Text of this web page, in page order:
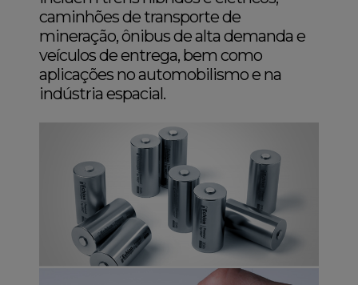
caminhões de transporte de
mineração, ônibus de alta demanda e
veículos de entrega, bem como
aplicações no automobilismo e na
indústria espacial.